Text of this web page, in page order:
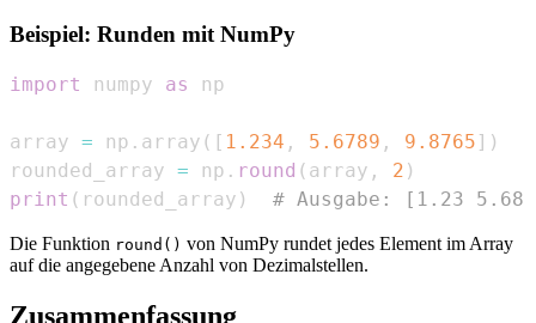
Beispiel: Runden mit NumPy
import numpy as
array = np . array ( [ 1.234 , 5.6789 , 9.8765 ] )
rounded_array = np . round ( array , 2 )
print ( rounded_array ) # Ausgabe: [1.23 5.68
Die Funktion round() von NumPy rundet jedes Element im Array
auf die angegebene Anzahl von Dezimalstellen.
Zusammenfassung